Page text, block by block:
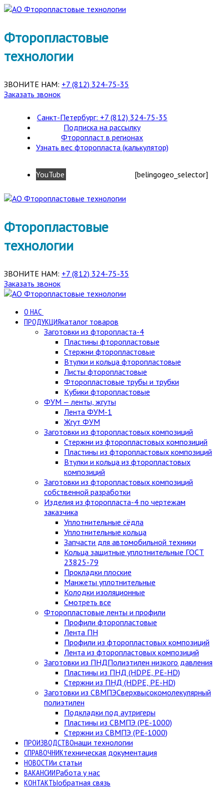
Фторопластовые
технологии
ЗВОНИТЕ НАМ: +7 (812) 324-75-35
Заказать звонок
Санкт-Петербург: +7 (812) 324-75-35
Подписка на рассылку
Фторопласт в регионах
Узнать вес фторопласта (калькулятор)
YouTube [belingogeo_selector]
Фторопластовые
технологии
ЗВОНИТЕ НАМ: +7 (812) 324-75-35
Заказать звонок
О НАС
ПРОДУКЦИЯкаталог товаров
Заготовки из фторопласта-4
Пластины фторопластовые
Стержни фторопластовые
Втулки и кольца фторопластовые
Листы фторопластовые
Фторопластовые трубы и трубки
Кубики фторопластовые
ФУМ — ленты, жгуты
Лента ФУМ-1
Жгут ФУМ
Заготовки из фторопластовых композиций
Стержни из фторопластовых композиций
Пластины из фторопластовых композиций
Втулки и кольца из фторопластовых
композиций
Заготовки из фторопластовых композиций
собственной разработки
Изделия из фторопласта-4 по чертежам
заказчика
Уплотнительные сёдла
Уплотнительные кольца
Запчасти для автомобильной техники
Кольца защитные уплотнительные ГОСТ
23825-79
Прокладки плоские
Манжеты уплотнительные
Колодки изоляционные
Смотреть все
Фторопластовые ленты и профили
Профили фторопластовые
Лента ПН
Профили из фторопластовых композиций
Лента из фторопластовых композиций
Заготовки из ПНДПолиэтилен низкого давления
Пластины из ПНД (HDPE, PE-HD)
Стержни из ПНД (HDPE, PE-HD)
Заготовки из СВМПЭСверхвысокомолекулярный
полиэтилен
Подкладки под аутригеры
Пластины из СВМПЭ (PE-1000)
Стержни из СВМПЭ (PE-1000)
ПРОИЗВОДСТВОнаши технологии
СПРАВОЧНИКтехническая документация
НОВОСТИи статьи
ВАКАНСИИРабота у нас
КОНТАКТЫобратная связь